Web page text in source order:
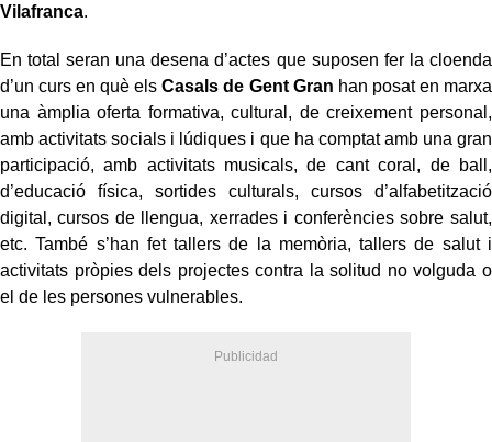
Vilafranca.
En total seran una desena d’actes que suposen fer la cloenda
d’un curs en què elsCasals de Gent Gran han posat en marxa
una àmplia oferta formativa, cultural, de creixement personal,
amb activitats socials i lúdiques i que ha comptat amb una gran
participació, amb activitats musicals, de cant coral, de ball,
d’educació física, sortides culturals, cursos d’alfabetització
digital, cursos de llengua, xerrades i conferències sobre salut,
etc. També s’han fet tallers de la memòria, tallers de salut i
activitats pròpies dels projectes contra la solitud no volguda o
el de les persones vulnerables.